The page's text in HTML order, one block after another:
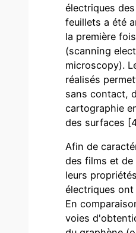
électriques
feuillets a été
la première
(scanning
microscopy).
réalisés
sans contact,
cartographie
des surfaces
Afin de
des films et
leurs
électriques ont
En
voies